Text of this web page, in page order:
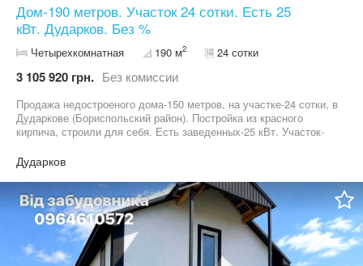
Дом-190 метров. Участок 24 сотки. Есть 25
кВт. Дударков. Без %
Четырехкомнатная 190 м2 24 сотки
3 105 920 грн. Без комиссии
Продажа недостроеного дома-150 метров, на участке-24 сотки, в
Дударкове (Бориспольский район). Постройка из красного
кирпича, строили для себя. Есть заведенных-25 кВт. Участок-
Дударков